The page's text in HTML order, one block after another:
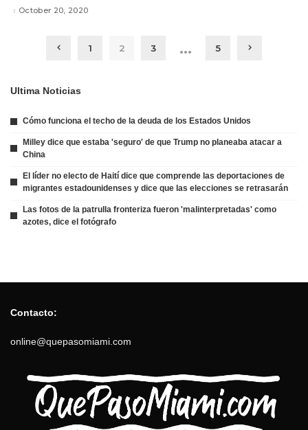
October 20, 2020
1 2 3 … 5
Ultima Noticias
Cómo funciona el techo de la deuda de los Estados Unidos
Milley dice que estaba 'seguro' de que Trump no planeaba atacar a
China
El líder no electo de Haití dice que comprende las deportaciones de
migrantes estadounidenses y dice que las elecciones se retrasarán
Las fotos de la patrulla fronteriza fueron 'malinterpretadas' como
azotes, dice el fotógrafo
Contacto:
online@quepasomiami.com